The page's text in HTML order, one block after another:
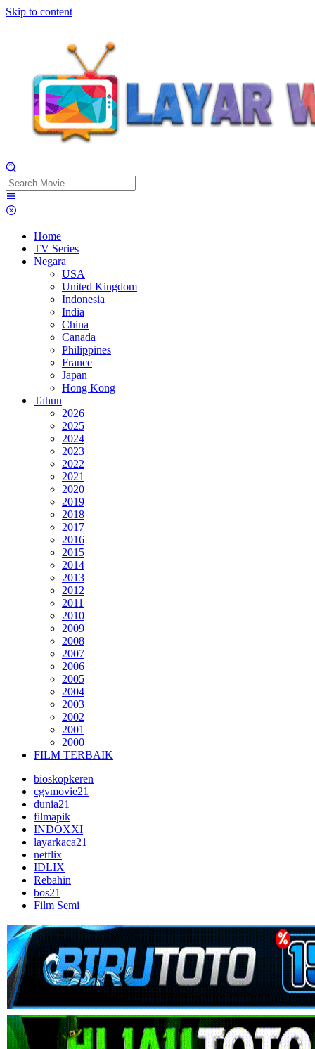
Skip to content
Home
TV Series
Negara
USA
United Kingdom
Indonesia
India
China
Canada
Philippines
France
Japan
Hong Kong
Tahun
2026
2025
2024
2023
2022
2021
2020
2019
2018
2017
2016
2015
2014
2013
2012
2011
2010
2009
2008
2007
2006
2005
2004
2003
2002
2001
2000
FILM TERBAIK
bioskopkeren
cgvmovie21
dunia21
filmapik
INDOXXI
layarkaca21
netflix
IDLIX
Rebahin
bos21
Film Semi